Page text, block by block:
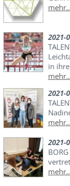
2021-
in
2021-
2021-